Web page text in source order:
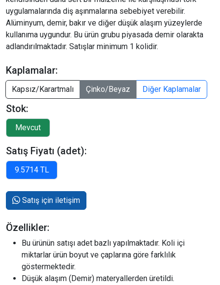
uygulamalarında diş aşınmalarına sebebiyet verebilir.
Alüminyum, demir, bakır ve diğer düşük alaşım yüzeylerde
kullanıma uygundur. Bu ürün grubu piyasada demir olarakta
adlandırılmaktadır. Satışlar minimum 1 kolidir.
Kaplamalar:
Kapsız/Karartmalı Çinko/Beyaz Diğer Kaplamalar
Stok:
Satış Fiyatı (adet):
Satış için iletişim
Özellikler:
Bu ürünün satışı adet bazlı yapılmaktadır. Koli içi
miktarlar ürün boyut ve çaplarına göre farklılık
göstermektedir.
Düşük alaşım (Demir) materyallerden üretildi.